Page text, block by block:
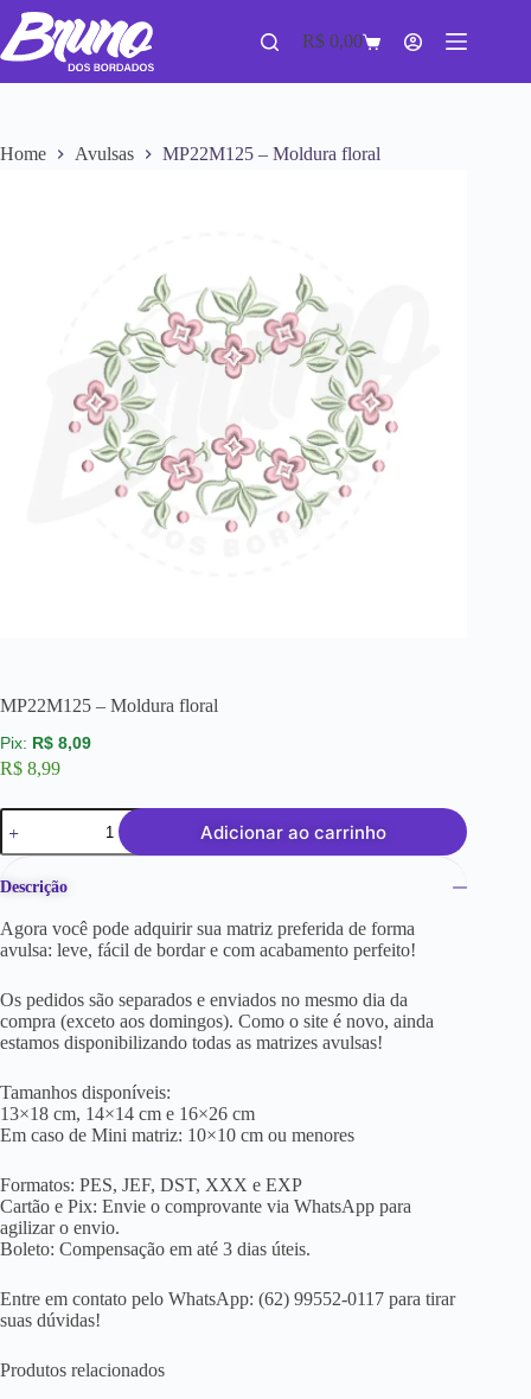
R$ 0,00
Home Avulsas MP22M125 – Moldura floral
MP22M125 – Moldura floral
R$ 8,09
R$ 8,99
Adicionar ao carrinho
Descrição
Agora você pode adquirir sua matriz preferida de forma
avulsa: leve, fácil de bordar e com acabamento perfeito!
Os pedidos são separados e enviados no mesmo dia da
compra (exceto aos domingos). Como o site é novo, ainda
estamos disponibilizando todas as matrizes avulsas!
Tamanhos disponíveis:
13×18 cm, 14×14 cm e 16×26 cm
Em caso de Mini matriz: 10×10 cm ou menores
Formatos: PES, JEF, DST, XXX e EXP
Cartão e Pix: Envie o comprovante via WhatsApp para
agilizar o envio.
Boleto: Compensação em até 3 dias úteis.
Entre em contato pelo WhatsApp: (62) 99552-0117 para tirar
suas dúvidas!
Produtos relacionados